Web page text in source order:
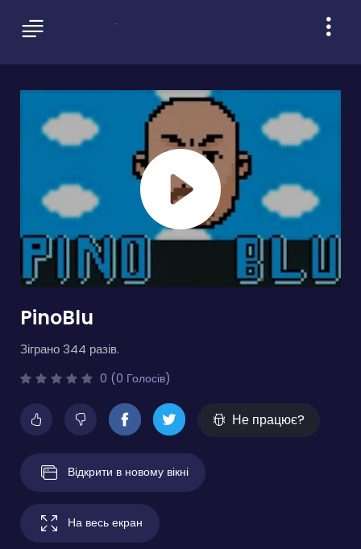
PinoBlu
Зіграно 344 разів.
0 (0 Голосів)
Не працює?
Відкрити в новому вікні
На весь екран